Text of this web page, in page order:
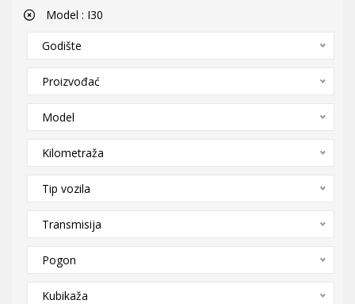
Model : I30
Godište
Proizvođać
Model
Kilometraža
Tip vozila
Transmisija
Pogon
Kubikaža